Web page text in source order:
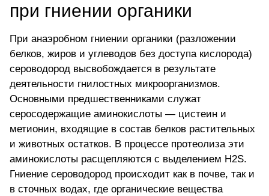
при гниении органики
При анаэробном гниении органики (разложении
белков, жиров и углеводов без доступа кислорода)
сероводород высвобождается в результате
деятельности гнилостных микроорганизмов.
Основными предшественниками служат
серосодержащие аминокислоты — цистеин и
метионин, входящие в состав белков растительных
и животных остатков. В процессе протеолиза эти
аминокислоты расщепляются с выделением H2S.
Гниение сероводород происходит как в почве, так и
в сточных водах, где органические вещества